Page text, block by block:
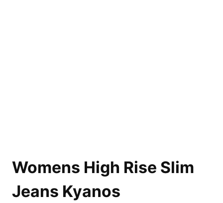
Womens High Rise Slim
Jeans Kyanos